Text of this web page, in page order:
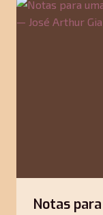
Notas